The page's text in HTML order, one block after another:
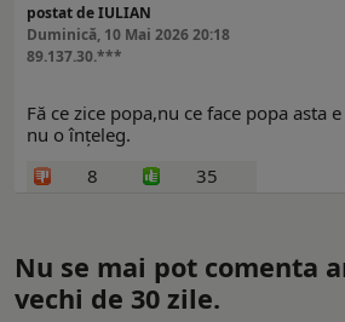
postat de IULIAN
Duminică, 10 Mai 2026 20:18
89.137.30.***
Fă ce zice popa,nu ce face popa asta
nu o înțeleg.
8
35
Nu se mai pot comenta
vechi de 30 zile.